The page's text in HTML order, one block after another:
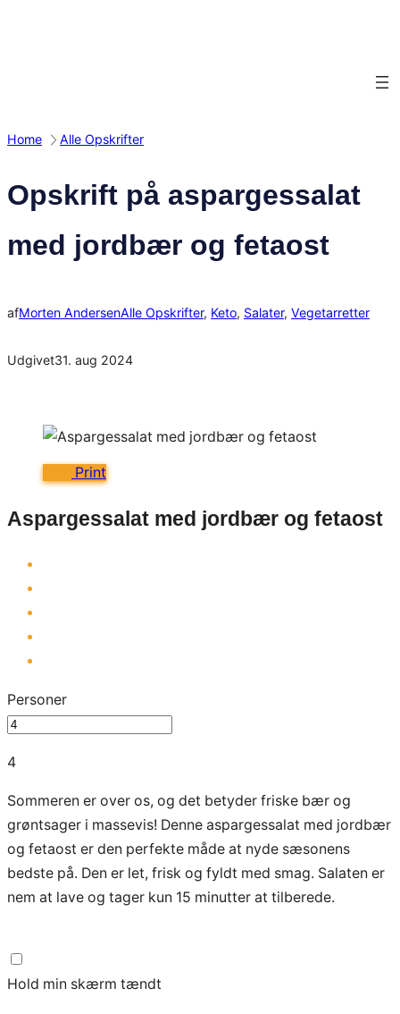
Home Alle Opskrifter
Opskrift på aspargessalat
med jordbær og fetaost
afMorten AndersenAlle Opskrifter, Keto, Salater, Vegetarretter
Udgivet31. aug 2024
Print
Aspargessalat med jordbær og fetaost
Personer
4
Sommeren er over os, og det betyder friske bær og
grøntsager i massevis! Denne aspargessalat med jordbær
og fetaost er den perfekte måde at nyde sæsonens
bedste på. Den er let, frisk og fyldt med smag. Salaten er
nem at lave og tager kun 15 minutter at tilberede.
Hold min skærm tændt